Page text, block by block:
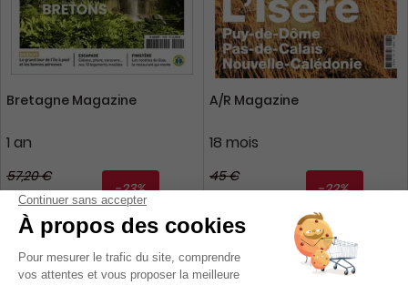
Bretagne Magazine
1 an
57,20 €
44,10 € -23%
Ajouter au panier
A/R Magazine
18 mois
45 €
35,28 € -22%
Ajouter au panier